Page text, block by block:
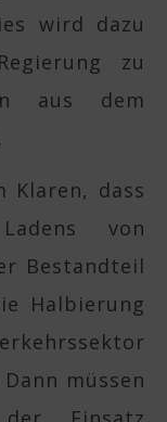
wird dazu
zu
aus dem
Klaren, dass
von
Bestandteil
Halbierung
müssen